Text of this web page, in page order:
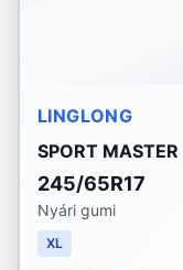
LINGLONG
SPORT
245/65R17
Nyári gumi
XL